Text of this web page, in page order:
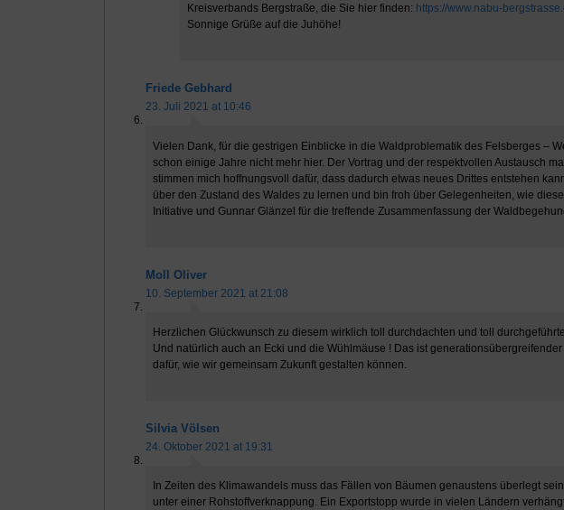
Kreisverbands Bergstraße, die Sie hier finden: https://www.nabu-
Sonnige Grüße auf die Juhöhe!
Friede Gebhard
23. Juli 2021 at 10:46
Vielen Dank, für die gestrigen Einblicke in die Waldproblematik des Felsberges –
schon einige Jahre nicht mehr hier. Der Vortrag und der respektvollen Austausch
stimmen mich hoffnungsvoll dafür, dass dadurch etwas neues Drittes entstehen
über den Zustand des Waldes zu lernen und bin froh über Gelegenheiten, wie
Initiative und Gunnar Glänzel für die treffende Zusammenfassung der
Moll Oliver
10. September 2021 at 21:08
Herzlichen Glückwunsch zu diesem wirklich toll durchdachten und toll
Und natürlich auch an Ecki und die Wühlmäuse ! Das ist
dafür, wie wir gemeinsam Zukunft gestalten können.
Silvia Völsen
24. Oktober 2021 at 19:31
In Zeiten des Klimawandels muss das Fällen von Bäumen genaustens überlegt
unter einer Rohstoffverknappung. Ein Exportstopp wurde in vielen Ländern